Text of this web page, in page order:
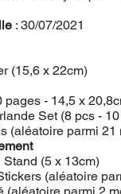
: 30/07/2021
(15,6 x 22cm)
pages - 14,5 x
Set (8 pcs -
(aléatoire parmi
(5 x 13cm)
(aléatoire
(aléatoire parmi 2